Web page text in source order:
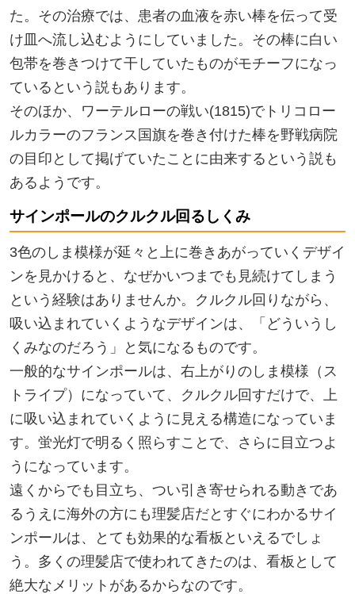
た。その治療では、患者の血液を赤い棒を伝って受
け皿へ流し込むようにしていました。その棒に白い
包帯を巻きつけて干していたものがモチーフになっ
ているという説もあります。
そのほか、ワーテルローの戦い(1815)でトリコロー
ルカラーのフランス国旗を巻き付けた棒を野戦病院
の目印として掲げていたことに由来するという説も
あるようです。
サインポールのクルクル回るしくみ
3色のしま模様が延々と上に巻きあがっていくデザイ
ンを見かけると、なぜかいつまでも見続けてしまう
という経験はありませんか。クルクル回りながら、
吸い込まれていくようなデザインは、「どういうし
くみなのだろう」と気になるものです。
一般的なサインポールは、右上がりのしま模様（ス
トライプ）になっていて、クルクル回すだけで、上
に吸い込まれていくように見える構造になっていま
す。蛍光灯で明るく照らすことで、さらに目立つよ
うになっています。
遠くからでも目立ち、つい引き寄せられる動きであ
るうえに海外の方にも理髪店だとすぐにわかるサイ
ンポールは、とても効果的な看板といえるでしょ
う。多くの理髪店で使われてきたのは、看板として
絶大なメリットがあるからなのです。